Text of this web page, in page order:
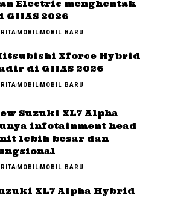
Electric menghentak
GIIAS 2026
MOBILMOBIL BARU
Xforce Hybrid
di GIIAS 2026
MOBILMOBIL BARU
Suzuki XL7 Alpha
infotainment head
lebih besar dan
MOBILMOBIL BARU
XL7 Alpha Hybrid